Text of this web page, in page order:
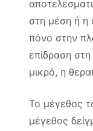
στη μέση ή η
πόνο στην
επίδραση
μικρό, η
Το μέγεθος
μέγεθος